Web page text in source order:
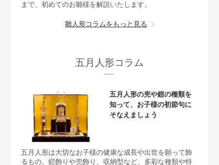
まで、初めてのお雛様を解説いたします。
雛人形コラムをもっと見る
五月人形コラム
五月人形の兜や鎧の種類を
知って、お子様の初節句に
そなえましょう
五月人形は大切なお子様の健康な成長や出世を願って飾
るもの。鎧飾りや兜飾り、収納型など、多彩な種類や特